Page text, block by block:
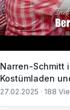
Narren-Schmitt
Kostümladen
27.02.2025 · 188